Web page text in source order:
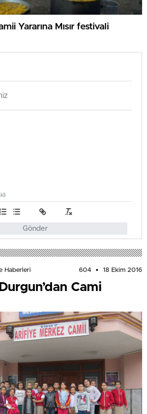
Yararına Mısır festivali
Gönder
Haberleri 604 18 Ekim 2016
Cami